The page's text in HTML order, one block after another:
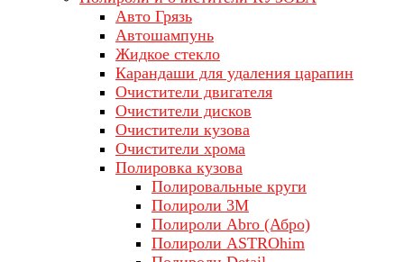
Авто Грязь
Автошампунь
Жидкое стекло
Карандаши для удаления царапин
Очистители двигателя
Очистители дисков
Очистители кузова
Очистители хрома
Полировка кузова
Полировальные круги
Полироли 3М
Полироли Abro (Абро)
Полироли ASTROhim